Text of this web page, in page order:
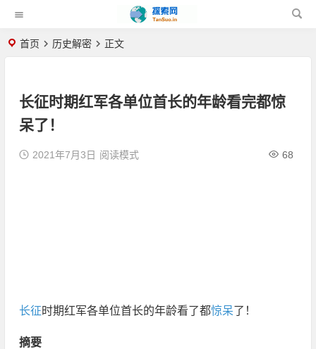
首页 历史解密 正文
长征时期红军各单位首长的年龄看完都惊
呆了！
2021年7月3日 68
阅读模式
长征时期红军各单位首长的年龄看了都惊呆了！
摘要